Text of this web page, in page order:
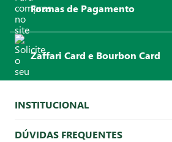
Formas de Pagamento
Zaffari Card e Bourbon Card
INSTITUCIONAL
DÚVIDAS FREQUENTES